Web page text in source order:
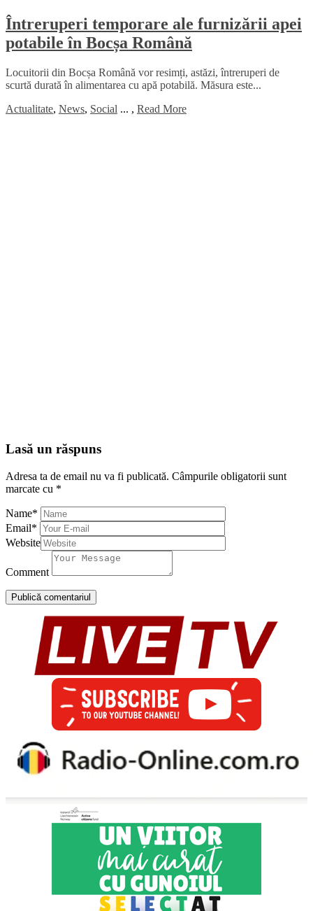
Întreruperi temporare ale furnizării apei
potabile în Bocșa Română
Locuitorii din Bocșa Română vor resimți, astăzi, întreruperi de
scurtă durată în alimentarea cu apă potabilă. Măsura este...
Actualitate, News, Social ... , Read More
Lasă un răspuns
Adresa ta de email nu va fi publicată. Câmpurile obligatorii sunt
marcate cu *
Name*
Email*
Website
Comment